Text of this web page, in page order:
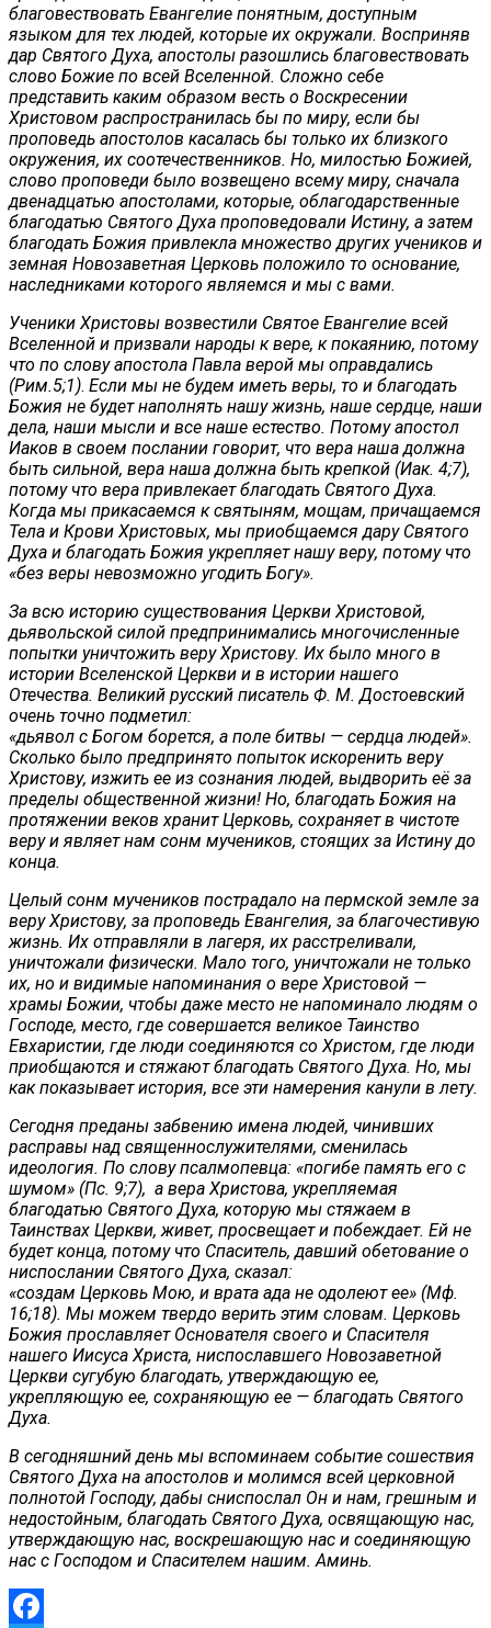
благовествовать Евангелие понятным, доступным
языком для тех людей, которые их окружали. Восприняв
дар Святого Духа, апостолы разошлись благовествовать
слово Божие по всей Вселенной. Сложно себе
представить каким образом весть о Воскресении
Христовом распространилась бы по миру, если бы
проповедь апостолов касалась бы только их близкого
окружения, их соотечественников. Но, милостью Божией,
слово проповеди было возвещено всему миру, сначала
двенадцатью апостолами, которые, облагодарственные
благодатью Святого Духа проповедовали Истину, а затем
благодать Божия привлекла множество других учеников и
земная Новозаветная Церковь положило то основание,
наследниками которого являемся и мы с вами.
Ученики Христовы возвестили Святое Евангелие всей
Вселенной и призвали народы к вере, к покаянию, потому
что по слову апостола Павла верой мы оправдались
(Рим.5;1). Если мы не будем иметь веры, то и благодать
Божия не будет наполнять нашу жизнь, наше сердце, наши
дела, наши мысли и все наше естество. Потому апостол
Иаков в своем послании говорит, что вера наша должна
быть сильной, вера наша должна быть крепкой (Иак. 4;7),
потому что вера привлекает благодать Святого Духа.
Когда мы прикасаемся к святыням, мощам, причащаемся
Тела и Крови Христовых, мы приобщаемся дару Святого
Духа и благодать Божия укрепляет нашу веру, потому что
«без веры невозможно угодить Богу».
За всю историю существования Церкви Христовой,
дьявольской силой предпринимались многочисленные
попытки уничтожить веру Христову. Их было много в
истории Вселенской Церкви и в истории нашего
Отечества. Великий русский писатель Ф. М. Достоевский
очень точно подметил:
«дьявол с Богом борется, а поле битвы — сердца людей».
Сколько было предпринято попыток искоренить веру
Христову, изжить ее из сознания людей, выдворить её за
пределы общественной жизни! Но, благодать Божия на
протяжении веков хранит Церковь, сохраняет в чистоте
веру и являет нам сонм мучеников, стоящих за Истину до
конца.
Целый сонм мучеников пострадало на пермской земле за
веру Христову, за проповедь Евангелия, за благочестивую
жизнь. Их отправляли в лагеря, их расстреливали,
уничтожали физически. Мало того, уничтожали не только
их, но и видимые напоминания о вере Христовой —
храмы Божии, чтобы даже место не напоминало людям о
Господе, место, где совершается великое Таинство
Евхаристии, где люди соединяются со Христом, где люди
приобщаются и стяжают благодать Святого Духа. Но, мы
как показывает история, все эти намерения канули в лету.
Сегодня преданы забвению имена людей, чинивших
расправы над священнослужителями, сменилась
идеология. По слову псалмопевца: «погибе память eго с
шумом» (Пс. 9;7), а вера Христова, укрепляемая
благодатью Святого Духа, которую мы стяжаем в
Таинствах Церкви, живет, просвещает и побеждает. Ей не
будет конца, потому что Спаситель, давший обетование о
ниспослании Святого Духа, сказал:
«создам Церковь Мою, и врата ада не одолеют ее» (Мф.
16;18). Мы можем твердо верить этим словам. Церковь
Божия прославляет Основателя своего и Спасителя
нашего Иисуса Христа, ниспославшего Новозаветной
Церкви сугубую благодать, утверждающую ее,
укрепляющую ее, сохраняющую ее — благодать Святого
Духа.
В сегодняшний день мы вспоминаем событие сошествия
Святого Духа на апостолов и молимся всей церковной
полнотой Господу, дабы сниспослал Он и нам, грешным и
недостойным, благодать Святого Духа, освящающую нас,
утверждающую нас, воскрешающую нас и соединяющую
нас с Господом и Спасителем нашим. Аминь.